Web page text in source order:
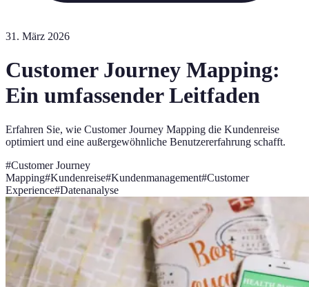
31. März 2026
Customer Journey Mapping:
Ein umfassender Leitfaden
Erfahren Sie, wie Customer Journey Mapping die Kundenreise
optimiert und eine außergewöhnliche Benutzererfahrung schafft.
#Customer Journey
Mapping#Kundenreise#Kundenmanagement#Customer
Experience#Datenanalyse